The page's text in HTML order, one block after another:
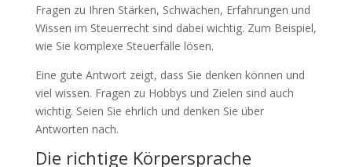
Fragen zu Ihren Stärken, Schwächen, Erfahrungen und
Wissen im Steuerrecht sind dabei wichtig. Zum Beispiel,
wie Sie komplexe Steuerfälle lösen.
Eine gute Antwort zeigt, dass Sie denken können und
viel wissen. Fragen zu Hobbys und Zielen sind auch
wichtig. Seien Sie ehrlich und denken Sie über
Antworten nach.
Die richtige Körpersprache